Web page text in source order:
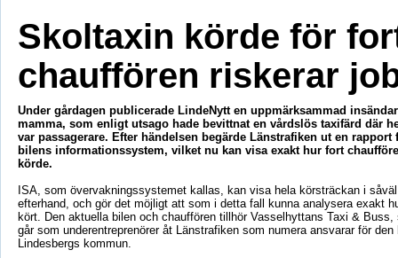
Skoltaxin körde för
chauffören riskerar
Under gårdagen publicerade LindeNytt en uppmärksammad
mamma, som enligt utsago hade bevittnat en vårdslös taxifärd där
var passagerare. Efter händelsen begärde Länstrafiken ut en rapport
bilens informationssystem, vilket nu kan visa exakt hur fort
körde.
ISA, som övervakningssystemet kallas, kan visa hela körsträckan i
efterhand, och gör det möjligt att som i detta fall kunna analysera exakt
kört. Den aktuella bilen och chauffören tillhör Vasselhyttans Taxi & Buss,
går som underentreprenörer åt Länstrafiken som numera ansvarar för den
Lindesbergs kommun.